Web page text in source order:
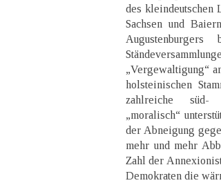
des kleindeutschen
Sachsen und
„Vergewaltigung“
holsteinischen
zahlreiche süd-
„moralisch“
der Abneigung
mehr und mehr
Zahl der
Demokraten die